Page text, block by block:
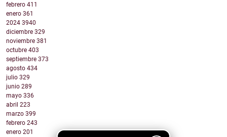
febrero 411
enero 361
2024 3940
diciembre 329
noviembre 381
octubre 403
septiembre 373
agosto 434
julio 329
junio 289
mayo 336
abril 223
marzo 399
febrero 243
enero 201